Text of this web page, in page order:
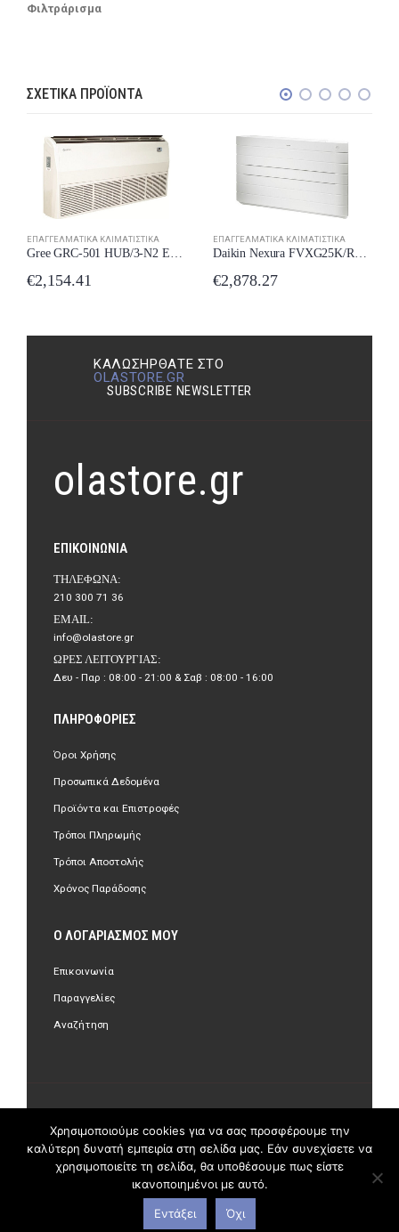
Φιλτράρισμα
ΣΧΕΤΙΚΆ ΠΡΟΪΌΝΤΑ
ΕΠΑΓΓΕΛΜΑΤΙΚΆ ΚΛΙΜΑΤΙΣΤΙΚΆ
€2,154.41
ΕΠΑΓΓΕΛΜΑΤΙΚΆ ΚΛΙΜΑΤΙΣΤΙΚΆ
€2,878.27
ΚΑΛΩΣΉΡΘΑΤΕ ΣΤΟ
OLASTORE.GR
SUBSCRIBE NEWSLETTER
olastore.gr
ΕΠΙΚΟΙΝΩΝΊΑ
ΤΗΛΈΦΩΝΑ:
210 300 71 36
EMAIL:
info@olastore.gr
ΏΡΕΣ ΛΕΙΤΟΥΡΓΊΑΣ:
Δευ - Παρ : 08:00 - 21:00 & Σαβ : 08:00 - 16:00
ΠΛΗΡΟΦΟΡΊΕΣ
Όροι Χρήσης
Προσωπικά Δεδομένα
Προϊόντα και Επιστροφές
Τρόποι Πληρωμής
Τρόποι Αποστολής
Χρόνος Παράδοσης
Ο ΛΟΓΑΡΙΑΣΜΌΣ ΜΟΥ
Επικοινωνία
Παραγγελίες
Αναζήτηση
Χρησιμοποιούμε cookies για να σας προσφέρουμε την
καλύτερη δυνατή εμπειρία στη σελίδα μας. Εάν συνεχίσετε να
χρησιμοποιείτε τη σελίδα, θα υποθέσουμε πως είστε
ικανοποιημένοι με αυτό.
Εντάξει Όχι